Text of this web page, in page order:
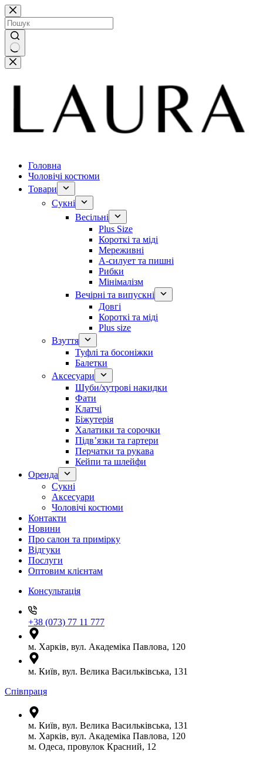
Перейти
до
вмісту
Немає
результатів
Головна
Чоловічі костюми
Товари
Сукні
Весільні
Plus Size
Короткі та міді
Мереживні
А-силует та пишні
Рибки
Мінімалізм
Вечірні та випускні
Довгі
Короткі та міді
Plus size
Взуття
Туфлі та босоніжки
Балетки
Аксесуари
Шуби/хутрові накидки
Фати
Клатчі
Біжутерія
Халатики та сорочки
Підвʼязки та гартери
Перчатки та рукава
Кейпи та шлейфи
Оренда
Сукні
Аксесуари
Чоловічі костюми
Контакти
Новини
Про салон та примірку
Відгуки
Послуги
Оптовим клієнтам
Консультація
+38 (073) 77 11 777
м. Харків, вул. Академіка Павлова, 120
м. Київ, вул. Велика Васильківська, 131
Співпраця
м. Київ, вул. Велика Васильківська, 131
м. Харків, вул. Академіка Павлова, 120
м. Одеса, провулок Красний, 12